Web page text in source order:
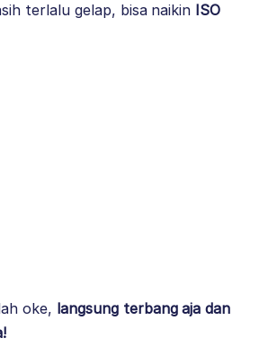
terlalu gelap, bisa naikin ISO
oke, langsung terbang aja dan